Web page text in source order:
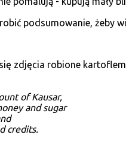
podsumowanie, żeby
zdjęcia robione
of Kausar,
and sugar
credits.